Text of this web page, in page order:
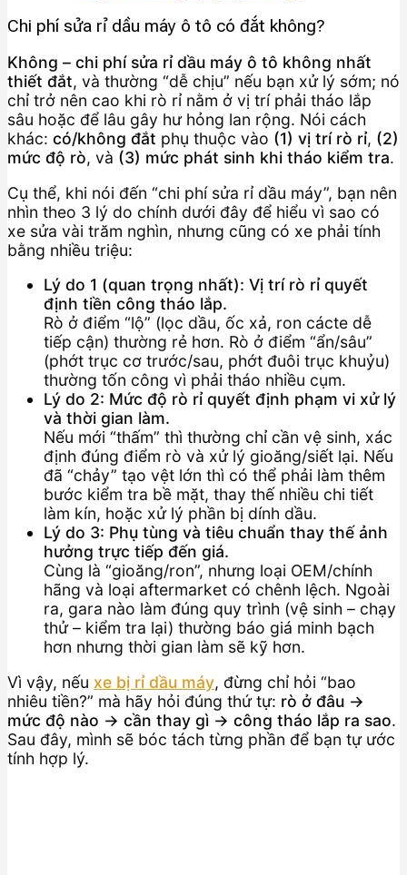
Chi phí sửa rỉ dầu máy ô tô có đắt không?
Không – chi phí sửa rỉ dầu máy ô tô không nhất
thiết đắt, và thường “dễ chịu” nếu bạn xử lý sớm; nó
chỉ trở nên cao khi rò rỉ nằm ở vị trí phải tháo lắp
sâu hoặc để lâu gây hư hỏng lan rộng. Nói cách
khác: có/không đắt phụ thuộc vào (1) vị trí rò rỉ, (2)
mức độ rò, và (3) mức phát sinh khi tháo kiểm tra.
Cụ thể, khi nói đến “chi phí sửa rỉ dầu máy”, bạn nên
nhìn theo 3 lý do chính dưới đây để hiểu vì sao có
xe sửa vài trăm nghìn, nhưng cũng có xe phải tính
bằng nhiều triệu:
Lý do 1 (quan trọng nhất): Vị trí rò rỉ quyết
định tiền công tháo lắp.
Rò ở điểm “lộ” (lọc dầu, ốc xả, ron cácte dễ
tiếp cận) thường rẻ hơn. Rò ở điểm “ẩn/sâu”
(phớt trục cơ trước/sau, phớt đuôi trục khuỷu)
thường tốn công vì phải tháo nhiều cụm.
Lý do 2: Mức độ rò rỉ quyết định phạm vi xử lý
và thời gian làm.
Nếu mới “thấm” thì thường chỉ cần vệ sinh, xác
định đúng điểm rò và xử lý gioăng/siết lại. Nếu
đã “chảy” tạo vệt lớn thì có thể phải làm thêm
bước kiểm tra bề mặt, thay thế nhiều chi tiết
làm kín, hoặc xử lý phần bị dính dầu.
Lý do 3: Phụ tùng và tiêu chuẩn thay thế ảnh
hưởng trực tiếp đến giá.
Cùng là “gioăng/ron”, nhưng loại OEM/chính
hãng và loại aftermarket có chênh lệch. Ngoài
ra, gara nào làm đúng quy trình (vệ sinh – chạy
thử – kiểm tra lại) thường báo giá minh bạch
hơn nhưng thời gian làm sẽ kỹ hơn.
Vì vậy, nếu xe bị rỉ dầu máy, đừng chỉ hỏi “bao
nhiêu tiền?” mà hãy hỏi đúng thứ tự: rò ở đâu →
mức độ nào → cần thay gì → công tháo lắp ra sao.
Sau đây, mình sẽ bóc tách từng phần để bạn tự ước
tính hợp lý.